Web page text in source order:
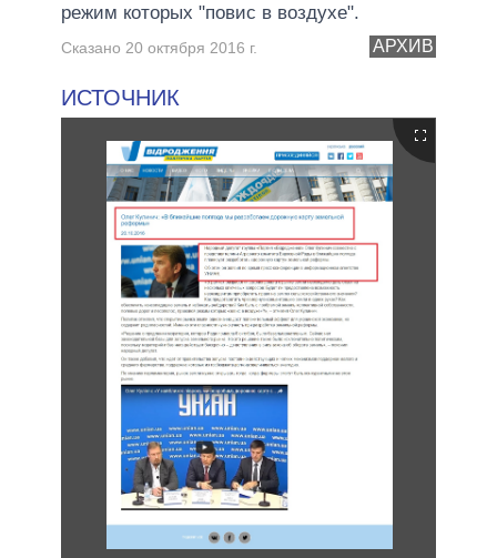
режим которых "повис в воздухе".
АРХИВ
Сказано 20 октября 2016 г.
ИСТОЧНИК